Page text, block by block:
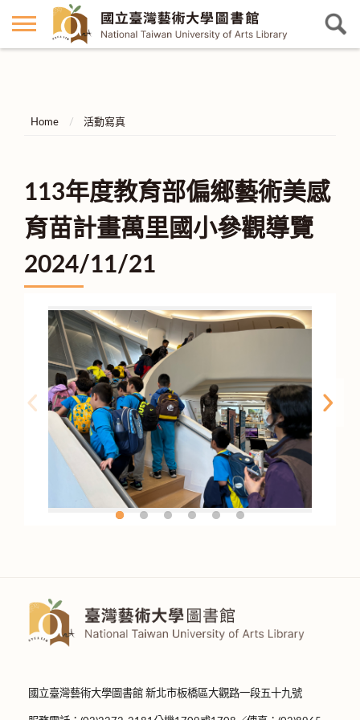
Home 活動寫真
113年度教育部偏鄉藝術美感
育苗計畫萬里國小參觀導覽
2024/11/21
國立臺灣藝術大學圖書館 新北市板橋區大觀路一段五十九號